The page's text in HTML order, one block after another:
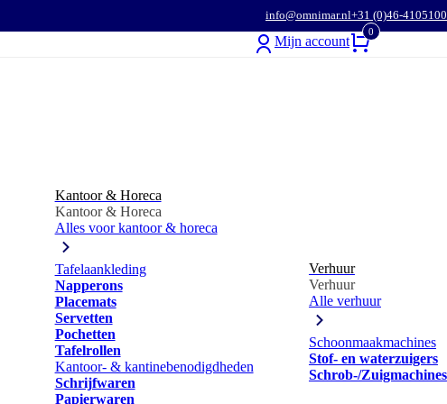
info@omnimar.nl+31 (0)46-4105100
Mijn account
0
Kantoor & Horeca
Kantoor & Horeca
Alles voor kantoor & horeca
Tafelaankleding
Napperons
Placemats
Servetten
Pochetten
Tafelrollen
Kantoor- & kantinebenodigdheden
Schrijfwaren
Papierwaren
Verhuur
Verhuur
Alle verhuur
Schoonmaakmachines
Stof- en waterzuigers
Schrob-/Zuigmachines